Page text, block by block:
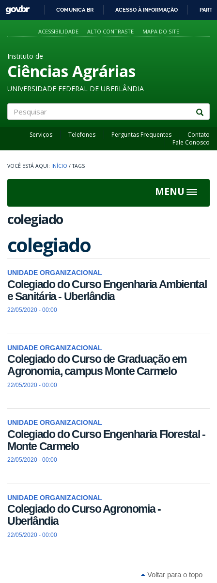
PARA
O
GOVBR
COMUNICA BR ACESSO À INFORMAÇÃO
ACESSIBILIDADE ALTO CONTRASTE MAPA DO SITE
Instituto de
Ciências Agrárias
UNIVERSIDADE FEDERAL DE UBERLÂNDIA
Serviços Telefones Perguntas Frequentes
Contato
Fale Conosco
INÍCIO / TAGS
MENU
Toggle
colegiado
colegiado
UNIDADE ORGANIZACIONAL
Colegiado do Curso Engenharia Ambiental
e Sanitária - Uberlândia
22/05/2020 - 00:00
UNIDADE ORGANIZACIONAL
Colegiado do Curso de Graduação em
Agronomia, campus Monte Carmelo
22/05/2020 - 00:00
UNIDADE ORGANIZACIONAL
Colegiado do Curso Engenharia Florestal -
Monte Carmelo
22/05/2020 - 00:00
UNIDADE ORGANIZACIONAL
Colegiado do Curso Agronomia -
Uberlândia
22/05/2020 - 00:00
Voltar para o topo